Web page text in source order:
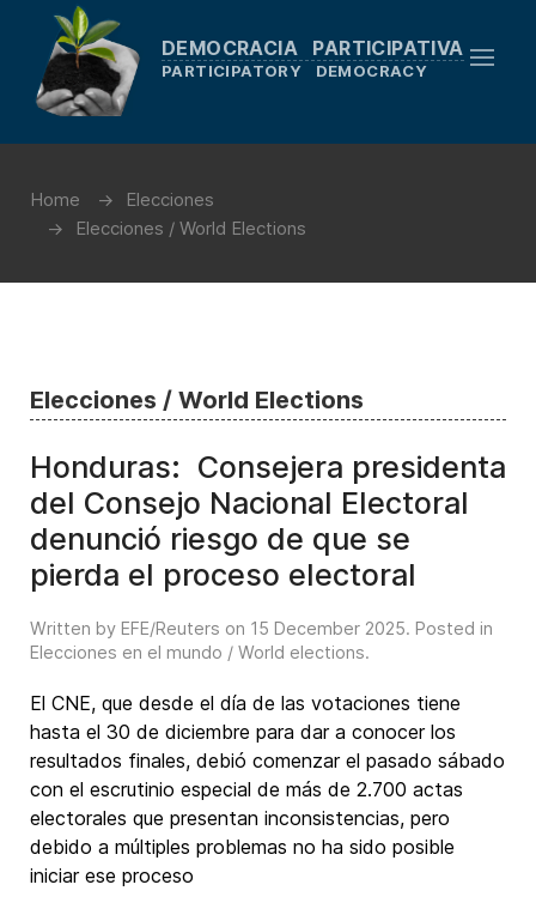
DEMOCRACIA PARTICIPATIVA
PARTICIPATORY DEMOCRACY
Home
Elecciones
Elecciones / World Elections
Elecciones / World Elections
Honduras: Consejera presidenta
del Consejo Nacional Electoral
denunció riesgo de que se
pierda el proceso electoral
Written by EFE/Reuters on 15 December 2025. Posted in
Elecciones en el mundo / World elections.
El CNE, que desde el día de las votaciones tiene
hasta el 30 de diciembre para dar a conocer los
resultados finales, debió comenzar el pasado sábado
con el escrutinio especial de más de 2.700 actas
electorales que presentan inconsistencias, pero
debido a múltiples problemas no ha sido posible
iniciar ese proceso